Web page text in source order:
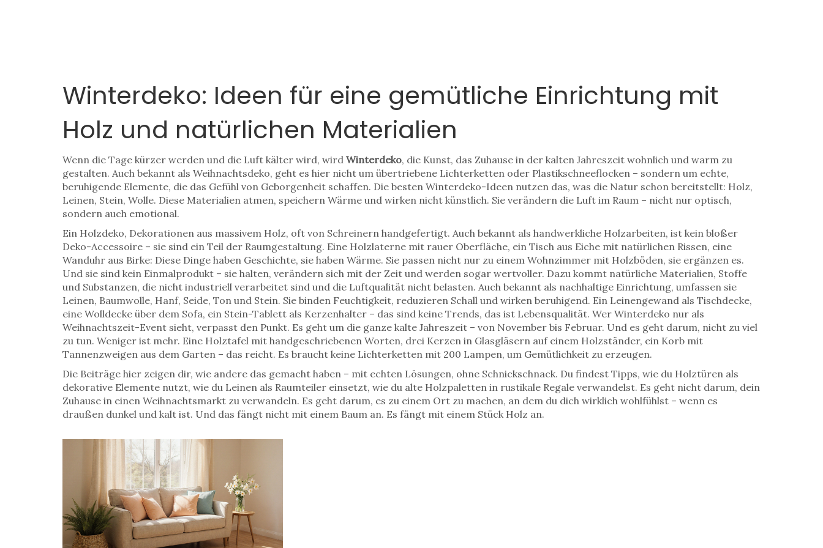
Winterdeko: Ideen für eine gemütliche Einrichtung mit
Holz und natürlichen Materialien
Wenn die Tage kürzer werden und die Luft kälter wird, wird Winterdeko, die Kunst, das Zuhause in der kalten Jahreszeit wohnlich und warm zu
gestalten. Auch bekannt als Weihnachtsdeko, geht es hier nicht um übertriebene Lichterketten oder Plastikschneeflocken – sondern um echte,
beruhigende Elemente, die das Gefühl von Geborgenheit schaffen. Die besten Winterdeko-Ideen nutzen das, was die Natur schon bereitstellt: Holz,
Leinen, Stein, Wolle. Diese Materialien atmen, speichern Wärme und wirken nicht künstlich. Sie verändern die Luft im Raum – nicht nur optisch,
sondern auch emotional.
Ein Holzdeko, Dekorationen aus massivem Holz, oft von Schreinern handgefertigt. Auch bekannt als handwerkliche Holzarbeiten, ist kein bloßer
Deko-Accessoire – sie sind ein Teil der Raumgestaltung. Eine Holzlaterne mit rauer Oberfläche, ein Tisch aus Eiche mit natürlichen Rissen, eine
Wanduhr aus Birke: Diese Dinge haben Geschichte, sie haben Wärme. Sie passen nicht nur zu einem Wohnzimmer mit Holzböden, sie ergänzen es.
Und sie sind kein Einmalprodukt – sie halten, verändern sich mit der Zeit und werden sogar wertvoller. Dazu kommt natürliche Materialien, Stoffe
und Substanzen, die nicht industriell verarbeitet sind und die Luftqualität nicht belasten. Auch bekannt als nachhaltige Einrichtung, umfassen sie
Leinen, Baumwolle, Hanf, Seide, Ton und Stein. Sie binden Feuchtigkeit, reduzieren Schall und wirken beruhigend. Ein Leinengewand als Tischdecke,
eine Wolldecke über dem Sofa, ein Stein-Tablett als Kerzenhalter – das sind keine Trends, das ist Lebensqualität. Wer Winterdeko nur als
Weihnachtszeit-Event sieht, verpasst den Punkt. Es geht um die ganze kalte Jahreszeit – von November bis Februar. Und es geht darum, nicht zu viel
zu tun. Weniger ist mehr. Eine Holztafel mit handgeschriebenen Worten, drei Kerzen in Glasgläsern auf einem Holzständer, ein Korb mit
Tannenzweigen aus dem Garten – das reicht. Es braucht keine Lichterketten mit 200 Lampen, um Gemütlichkeit zu erzeugen.
Die Beiträge hier zeigen dir, wie andere das gemacht haben – mit echten Lösungen, ohne Schnickschnack. Du findest Tipps, wie du Holztüren als
dekorative Elemente nutzt, wie du Leinen als Raumteiler einsetzt, wie du alte Holzpaletten in rustikale Regale verwandelst. Es geht nicht darum, dein
Zuhause in einen Weihnachtsmarkt zu verwandeln. Es geht darum, es zu einem Ort zu machen, an dem du dich wirklich wohlfühlst – wenn es
draußen dunkel und kalt ist. Und das fängt nicht mit einem Baum an. Es fängt mit einem Stück Holz an.